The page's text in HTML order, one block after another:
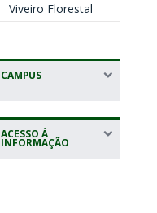
Viveiro Florestal
CAMPUS
ACESSO À
INFORMAÇÃO